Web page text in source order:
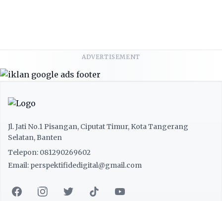
ADVERTISEMENT
Jl. Jati No.1 Pisangan, Ciputat Timur, Kota Tangerang
Selatan, Banten
Telepon: 081290269602
Email: perspektifidedigital@gmail.com